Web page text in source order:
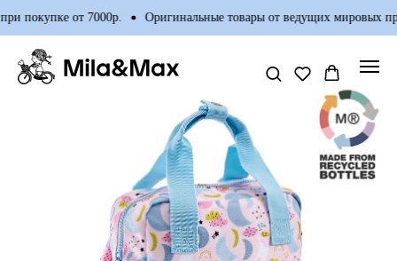
покупке от 7000р. Оригинальные товары от ведущих мировых